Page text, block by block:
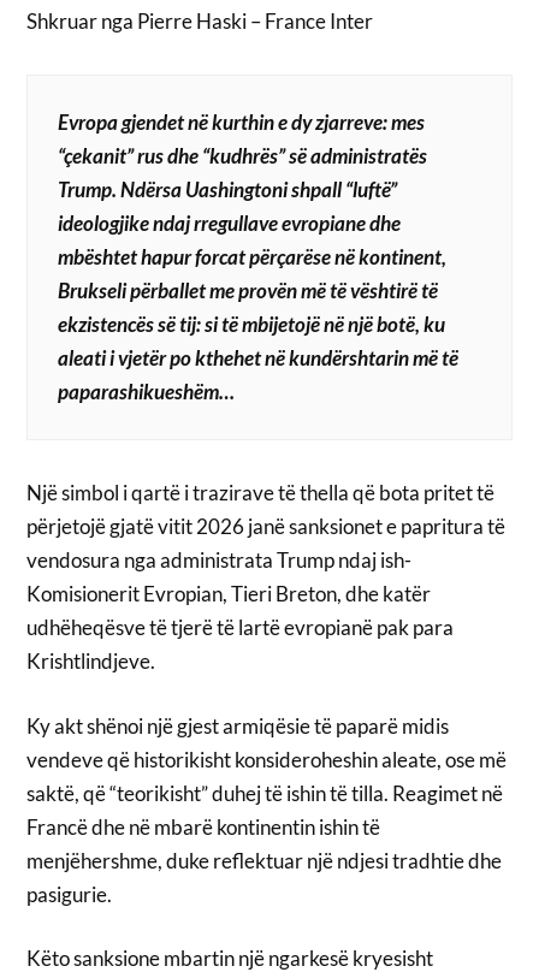
Shkruar nga Pierre Haski – France Inter
Evropa gjendet në kurthin e dy zjarreve: mes
“çekanit” rus dhe “kudhrës” së administratës
Trump. Ndërsa Uashingtoni shpall “luftë”
ideologjike ndaj rregullave evropiane dhe
mbështet hapur forcat përçarëse në kontinent,
Brukseli përballet me provën më të vështirë të
ekzistencës së tij: si të mbijetojë në një botë, ku
aleati i vjetër po kthehet në kundërshtarin më të
paparashikueshëm…
Një simbol i qartë i trazirave të thella që bota pritet të
përjetojë gjatë vitit 2026 janë sanksionet e papritura të
vendosura nga administrata Trump ndaj ish-
Komisionerit Evropian, Tieri Breton, dhe katër
udhëheqësve të tjerë të lartë evropianë pak para
Krishtlindjeve.
Ky akt shënoi një gjest armiqësie të paparë midis
vendeve që historikisht konsideroheshin aleate, ose më
saktë, që “teorikisht” duhej të ishin të tilla. Reagimet në
Francë dhe në mbarë kontinentin ishin të
menjëhershme, duke reflektuar një ndjesi tradhtie dhe
pasigurie.
Këto sanksione mbartin një ngarkesë kryesisht